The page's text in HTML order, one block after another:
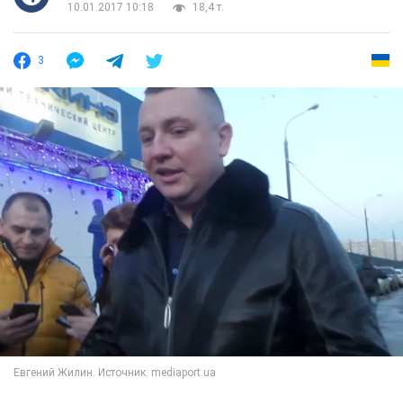
10.01.2017 10:18
18,4 т.
3